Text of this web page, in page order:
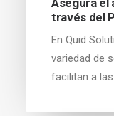
través del
En Quid
variedad de
facilitan a